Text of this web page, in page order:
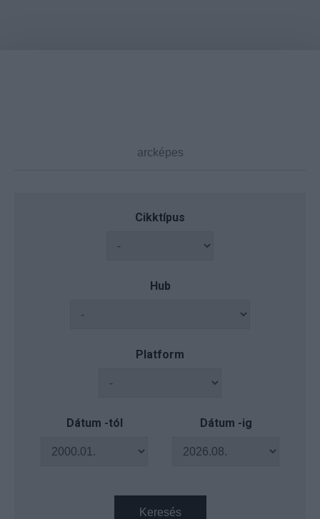
Cikktípus
Hub
Platform
Dátum -tól Dátum -ig
Keresés